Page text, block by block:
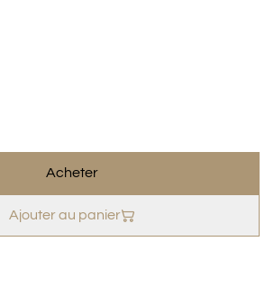
Acheter
Ajouter au panier